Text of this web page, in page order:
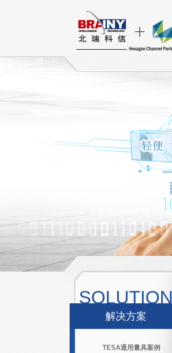
SOLUTION
解决方案
TESA通用量具案例